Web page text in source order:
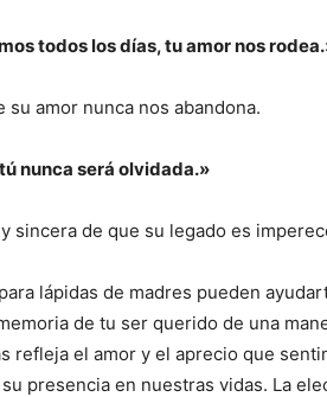
todos los días, tu amor nos
amor nunca nos abandona.
nunca será olvidada.»
sincera de que su legado es
lápidas de madres pueden
de tu ser querido de una
refleja el amor y el aprecio que
presencia en nuestras vidas. La